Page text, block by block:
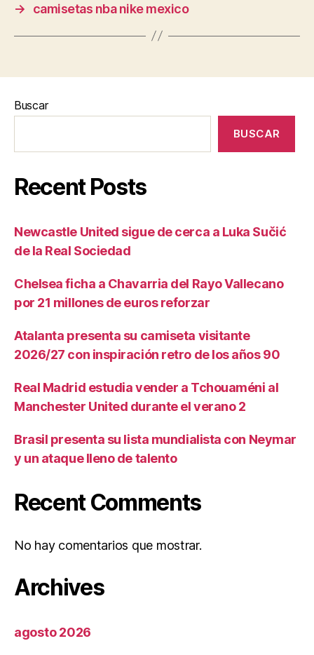
→
camisetas nba nike mexico
Buscar
BUSCAR
Recent Posts
Newcastle United sigue de cerca a Luka Sučić
de la Real Sociedad
Chelsea ficha a Chavarria del Rayo Vallecano
por 21 millones de euros reforzar
Atalanta presenta su camiseta visitante
2026/27 con inspiración retro de los años 90
Real Madrid estudia vender a Tchouaméni al
Manchester United durante el verano 2
Brasil presenta su lista mundialista con Neymar
y un ataque lleno de talento
Recent Comments
No hay comentarios que mostrar.
Archives
agosto 2026